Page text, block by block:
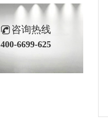
咨询热线
400-6699-625